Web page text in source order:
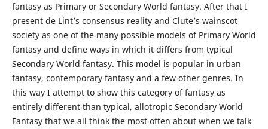
fantasy as Primary or Secondary World fantasy. After that I
present de Lint’s consensus reality and Clute’s wainscot
society as one of the many possible models of Primary World
fantasy and define ways in which it differs from typical
Secondary World fantasy. This model is popular in urban
fantasy, contemporary fantasy and a few other genres. In
this way I attempt to show this category of fantasy as
entirely different than typical, allotropic Secondary World
Fantasy that we all think the most often about when we talk